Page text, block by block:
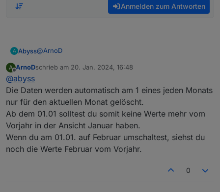
Anmelden zum Antworten
A Abyss@ArnoD
Hallo Arno,
ich stell mich vermutlich mal wieder zu doof....aber ich
bin grad drübergestolpert das in der "Prognose-View"
komplett die Daten aus dem Vorjahr schon drinstehen.
Muss man hier den History-Daten-Ordner löschen und
das Script legt den neu an?
Oder hätte das automatisch passieren müssen und bei
mir is da was schiefgelaufen?
Steh grad auf dem Schlauch. ;)
Danke und Grüße
A
Offline
ArnoDschrieb am 20. Jan. 2024, 16:48
zuletzt editiert von
@abyss
Die Daten werden automatisch am 1 eines jeden Monats
nur für den aktuellen Monat gelöscht.
Ab dem 01.01 solltest du somit keine Werte mehr vom
Vorjahr in der Ansicht Januar haben.
Wenn du am 01.01. auf Februar umschaltest, siehst du
noch die Werte Februar vom Vorjahr.
0